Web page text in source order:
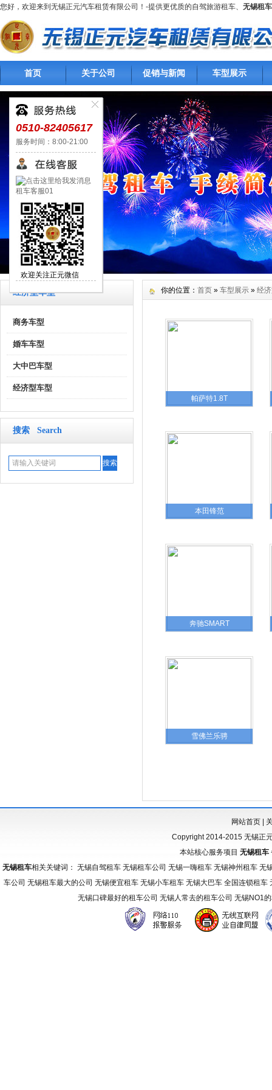
您好，欢迎来到无锡正元汽车租赁有限公司！-提供更优质的自驾旅游租车、 无锡租车
首页 关于公司 促销与新闻 车型展示
经济型车型
商务车型
婚车车型
大中巴车型
经济型车型
搜索 Search
你的位置： 首页 » 车型展示 » 经
帕萨特1.8T
本田锋范
奔驰SMART
雪佛兰乐骋
网站首页|
Copyright 2014-2015 无锡正
本站核心服务项目 无锡租车
无锡租车相关关键词： 无锡自驾租车 无锡租车公司 无锡一嗨租车 无锡神州租车
车公司 无锡租车最大的公司 无锡便宜租车 无锡小车租车 无锡大巴车 全国连锁租
无锡口碑最好的租车公司 无锡人常去的租车公司 无锡NO1
0510-82405617
服务时间：8:00-21:00
租车客服01
欢迎关注正元微信